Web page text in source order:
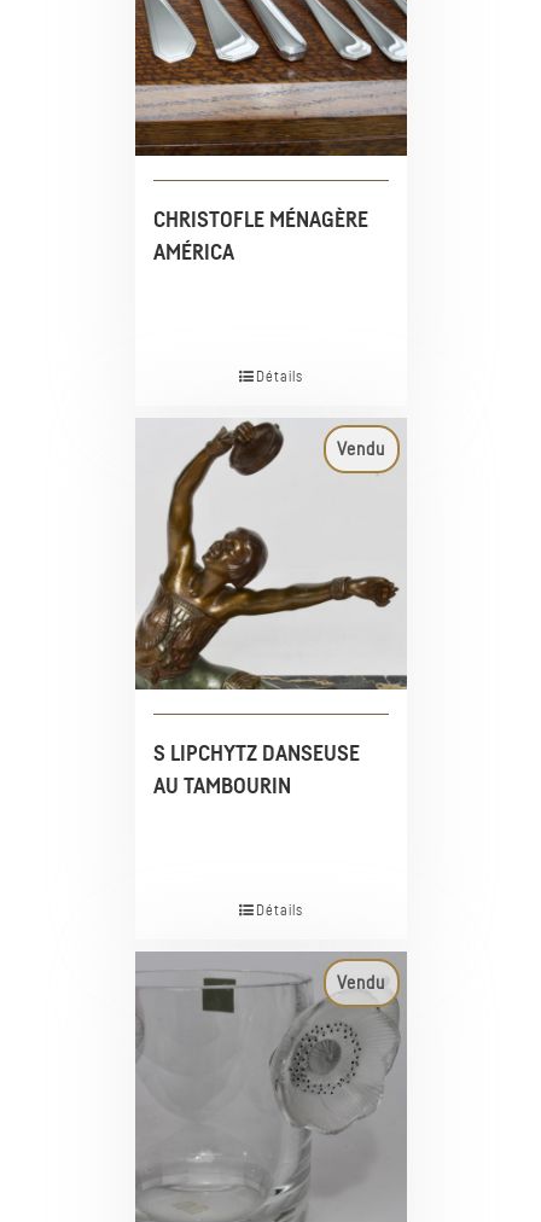
CHRISTOFLE MÉNAGÈRE
AMÉRICA
Détails
Vendu
S LIPCHYTZ DANSEUSE
AU TAMBOURIN
Détails
Vendu